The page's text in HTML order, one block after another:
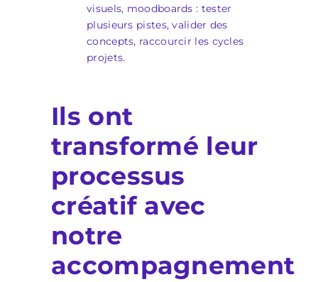
visuels, moodboards : tester
plusieurs pistes, valider des
concepts, raccourcir les cycles
projets.
Ils ont
transformé leur
processus
créatif avec
notre
accompagnement